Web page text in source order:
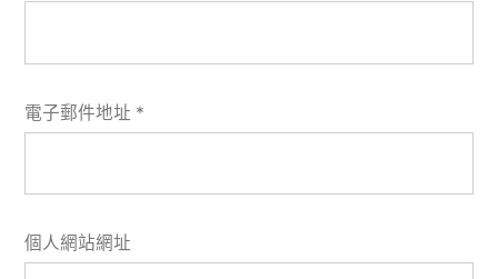
電子郵件地址 *
個人網站網址